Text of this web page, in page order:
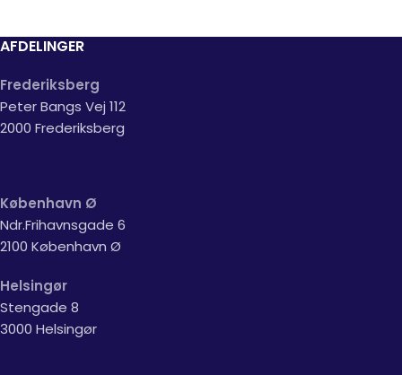
AFDELINGER
Frederiksberg
Peter Bangs Vej 112
2000 Frederiksberg
København Ø
Ndr.Frihavnsgade 6
2100 København Ø
Helsingør
Stengade 8
3000 Helsingør